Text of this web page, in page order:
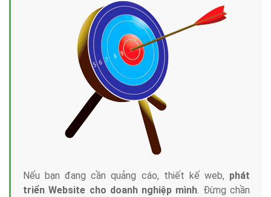
Nếu bạn đang cần quảng cáo, thiết kế web, phát
triển Website cho doanh nghiệp mình. Đừng chần